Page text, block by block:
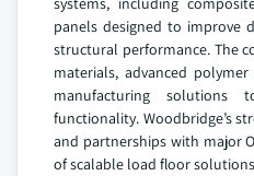
panels designed to improve
structural performance. The
materials, advanced
manufacturing solutions
functionality. Woodbridge’s
and partnerships with major
of scalable load floor